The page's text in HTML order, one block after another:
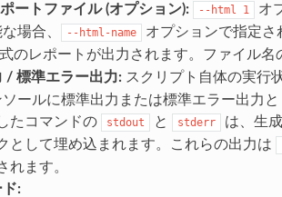
ートファイル (オプション):
--html 1 オ
場合、
--html-name オプションで指定さ
のレポートが出力されます。ファイル名
/ 標準エラー出力:スクリプト自体の実行
ールに標準出力または標準エラー出力と
たコマンドの
stdout と stderr
は、生
として埋め込まれます。これらの出力は
れます。
: